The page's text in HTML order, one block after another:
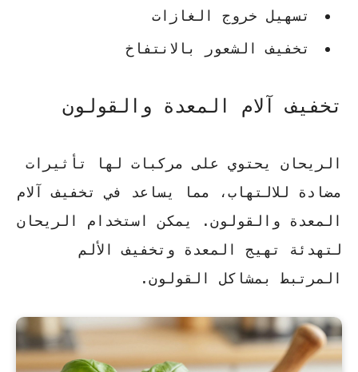
تسهيل خروج الغازات
تخفيف الشعور بالانتفاخ
تخفيف آلام المعدة والقولون
الريحان يحتوي على مركبات لها تأثيرات
مضادة للالتهاب، مما يساعد في تخفيف آلام
المعدة والقولون. يمكن استخدام الريحان
لتهدئة تهيج المعدة وتخفيف الألم
المرتبط بمشاكل القولون.